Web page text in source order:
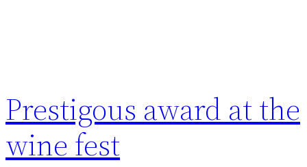
Prestigous award at the
wine fest